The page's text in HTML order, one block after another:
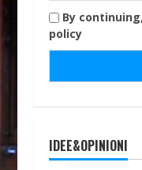
By
policy
IDEE&OPINIONI